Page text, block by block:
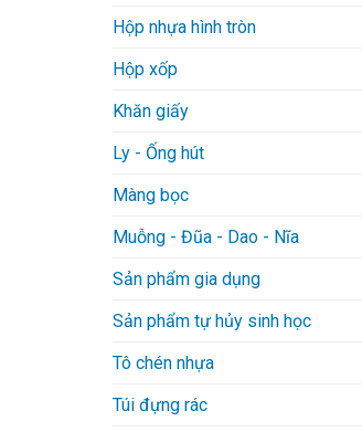
Hộp nhựa hình tròn
Hộp xốp
Khăn giấy
Ly - Ống hút
Màng bọc
Muỗng - Đũa - Dao - Nĩa
Sản phẩm gia dụng
Sản phẩm tự hủy sinh học
Tô chén nhựa
Túi đựng rác